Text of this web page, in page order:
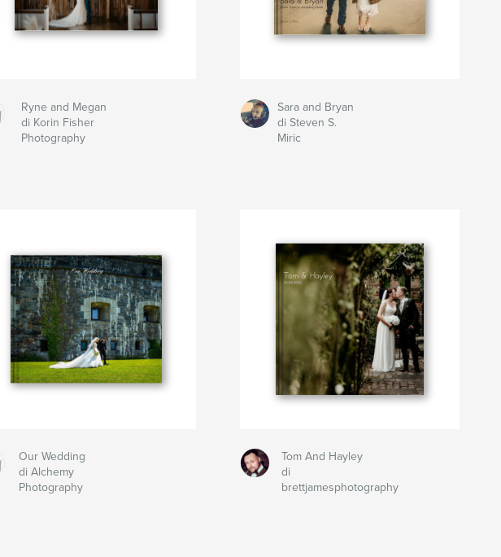
Ryne and Megan
di Korin Fisher
Photography
Sara and Bryan
di Steven S.
Miric
Our Wedding
di Alchemy
Photography
Tom And Hayley
di
brettjamesphotography